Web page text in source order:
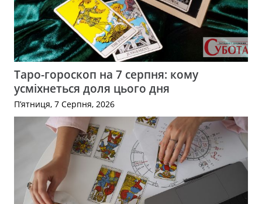
Таро-гороскоп на 7 серпня: кому
усміхнеться доля цього дня
П’ятниця, 7 Серпня, 2026